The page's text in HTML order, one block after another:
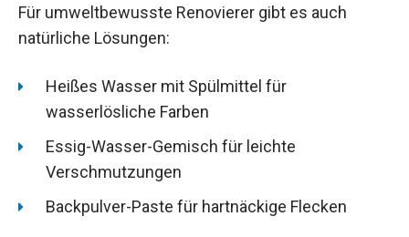
Für umweltbewusste Renovierer gibt es auch
natürliche Lösungen:
Heißes Wasser mit Spülmittel für
wasserlösliche Farben
Essig-Wasser-Gemisch für leichte
Verschmutzungen
Backpulver-Paste für hartnäckige Flecken